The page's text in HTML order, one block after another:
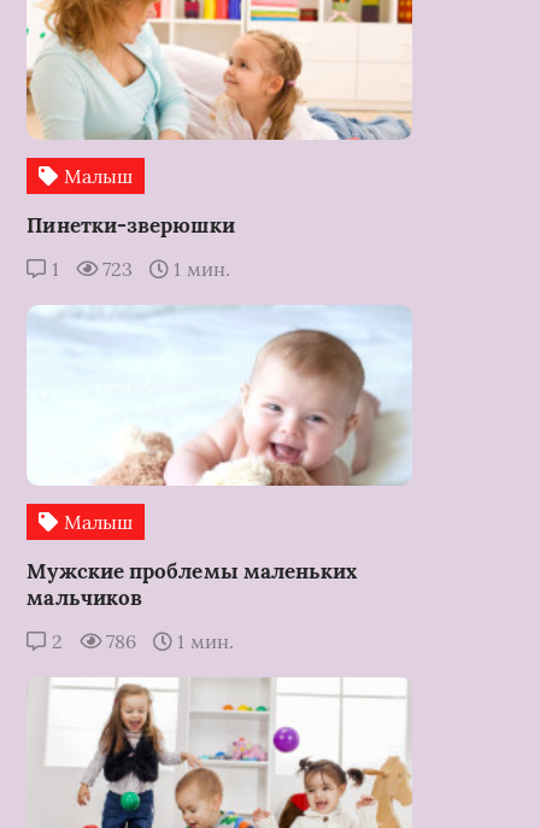
Малыш
Пинетки-зверюшки
1 723 1 мин.
Малыш
Мужские проблемы маленьких
мальчиков
2 786 1 мин.